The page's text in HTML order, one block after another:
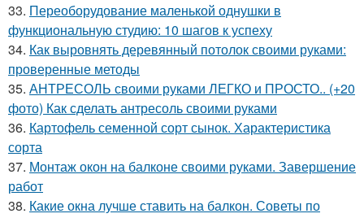
33. Переоборудование маленькой однушки в
функциональную студию: 10 шагов к успеху
34. Как выровнять деревянный потолок своими руками:
проверенные методы
35. АНТРЕСОЛЬ своими руками ЛЕГКО и ПРОСТО.. (+20
фото) Как сделать антресоль своими руками
36. Картофель семенной сорт сынок. Характеристика
сорта
37. Монтаж окон на балконе своими руками. Завершение
работ
38. Какие окна лучше ставить на балкон. Советы по